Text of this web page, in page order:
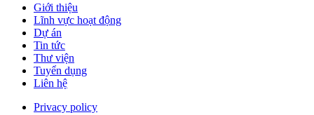
Giới thiệu
Lĩnh vực hoạt động
Dự án
Tin tức
Thư viện
Tuyển dụng
Liên hệ
Privacy policy